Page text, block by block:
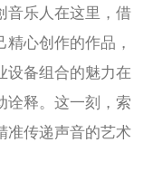
音乐人在这里，借
心创作的作品，
设备组合的魅力在
诠释。这一刻，索
准传递声音的艺术